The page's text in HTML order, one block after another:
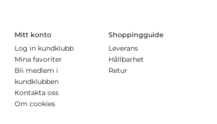
Mitt konto
Log in kundklubb
Mina favoriter
Bli medlem i
kundklubben
Kontakta oss
Om cookies
Shoppingguide
Leverans
Hållbarhet
Retur